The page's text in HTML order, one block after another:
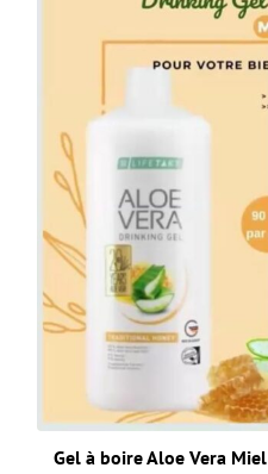
Gel à boire Aloe Vera Miel